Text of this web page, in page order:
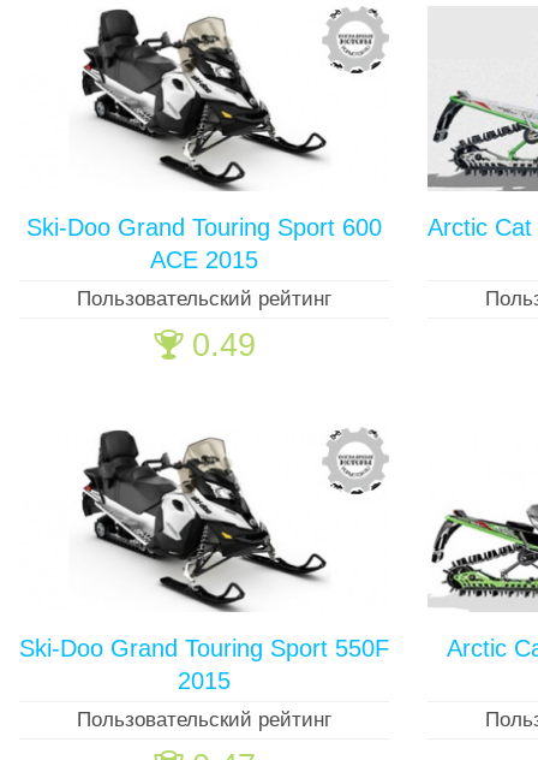
Ski-Doo Grand Touring Sport 600
ACE 2015
Пользовательский рейтинг
🏆 0.49
Ski-Doo Grand Touring Sport 550F
2015
Пользовательский рейтинг
Arctic
Arctic